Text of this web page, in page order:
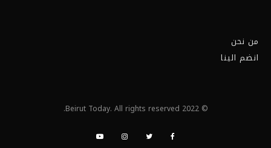
من نحن
انضم الينا
© 2022 Beirut Today. All rights reserved.